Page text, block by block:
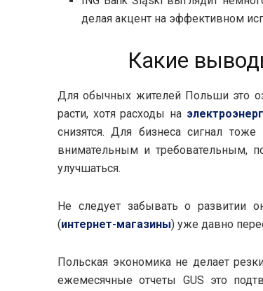
делая акцент на эффективном
Какие
Для обычных жителей Польши это
расти, хотя расходы на
снизятся. Для бизнеса сигнал
внимательным и требовательным,
улучшаться.
Не следует забывать о развитии
(интернет-магазины) уже давно
Польская экономика не делает
ежемесячные отчеты GUS это